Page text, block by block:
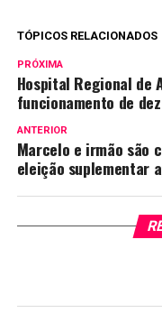
TÓPICOS RELACIONADOS
PRÓXIMA
Hospital Regional de
funcionamento de
ANTERIOR
Marcelo e irmão são
eleição suplementar